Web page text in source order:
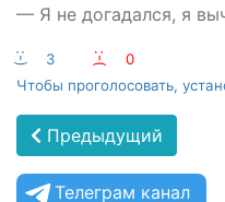
— Я не догадался, я
:-) 3 :-(
0
Чтобы проголосовать,
Предыдущий
Телеграм канал